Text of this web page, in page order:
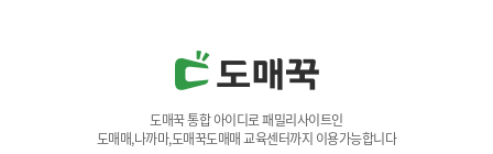
도매꾹 통합 아이디로 패밀리사이트인
도매매,나까마,도매꾹도매매 교육센터까지 이용가능합니다